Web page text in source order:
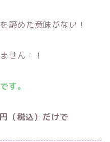
諦めた意味がない！
せん！！
す。
（税込）だけで